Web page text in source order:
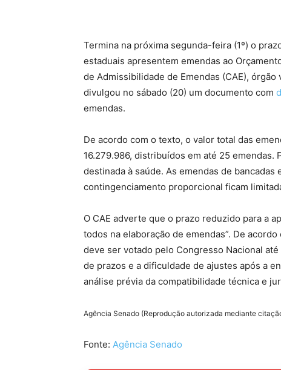
Termina na próxima segunda-feira (1º) o
estaduais apresentem emendas ao
de Admissibilidade de Emendas (CAE),
divulgou no sábado (20) um documento com
emendas.
De acordo com o texto, o valor total das
16.279.986, distribuídos em até 25
destinada à saúde. As emendas de
contingenciamento proporcional ficam
O CAE adverte que o prazo reduzido para a
todos na elaboração de emendas”. De
deve ser votado pelo Congresso Nacional
de prazos e a dificuldade de ajustes após a
análise prévia da compatibilidade técnica e
Agência Senado (Reprodução autorizada mediante
Fonte: Agência Senado